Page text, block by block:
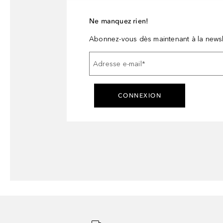
Ne manquez rien!
Abonnez-vous dès maintenant à la
Adresse e-mail *
CONNEXION